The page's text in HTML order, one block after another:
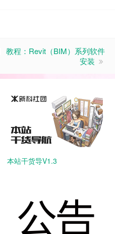
教程：Revit（BIM）系列软件
安装
本站干货导V1.3